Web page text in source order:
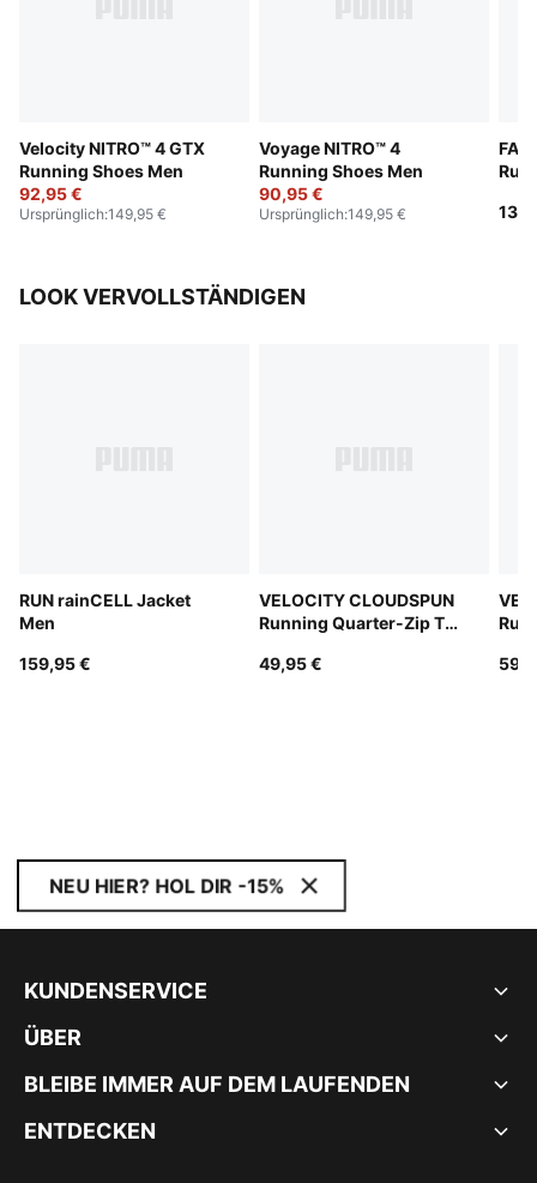
Velocity NITRO™ 4 GTX
Running Shoes Men
92,95 €
Ursprünglich:149,95 €
Voyage NITRO™ 4
Running Shoes Men
90,95 €
Ursprünglich:149,95 €
LOOK VERVOLLSTÄNDIGEN
RUN rainCELL Jacket
Men
159,95 €
VELOCITY CLOUDSPUN
Running Quarter-Zip Top
49,95 €
NEU HIER? HOL DIR -15%
KUNDENSERVICE
ÜBER
BLEIBE IMMER AUF DEM LAUFENDEN
ENTDECKEN